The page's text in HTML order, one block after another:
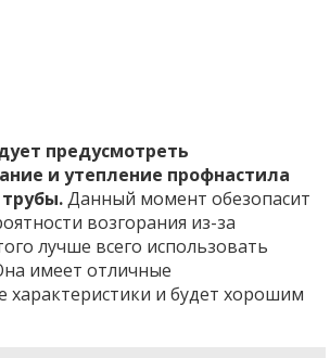
предусмотреть
и утепление профнастила
Данный момент обезопасит
возгорания из-за
лучше всего использовать
имеет отличные
характеристики и будет хорошим